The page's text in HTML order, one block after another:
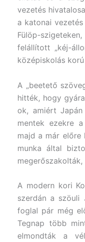
vezetés
a katonai
Fülöp-
felállított „kéj-
középiskolás korú
A „beetető
hitték, hogy
ok, amiért
mentek ezekre
majd a már
munka által
A modern kori
szerdán a szöuli
foglal pár még
Tegnap több
elmondták a